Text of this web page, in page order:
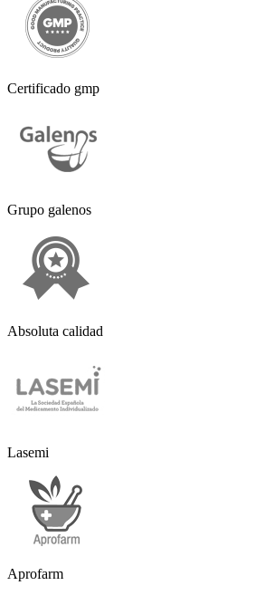
Certificado gmp
Grupo galenos
Absoluta calidad
Lasemi
Aprofarm